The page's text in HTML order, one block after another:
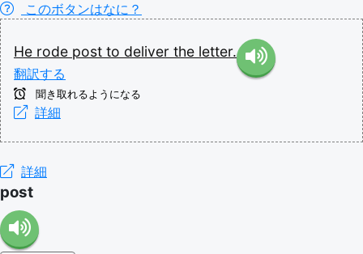
このボタンはなに？
He rode post to deliver the letter.
翻訳する
聞き取れるようになる
詳細
詳細
post